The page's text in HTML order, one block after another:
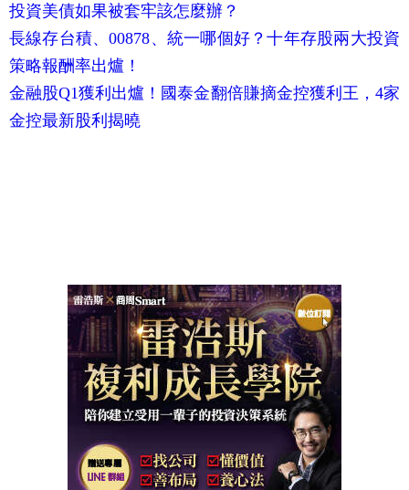
投資美債如果被套牢該怎麼辦？
長線存台積、00878、統一哪個好？十年存股兩大投資
策略報酬率出爐！
金融股Q1獲利出爐！國泰金翻倍賺摘金控獲利王，4家
金控最新股利揭曉